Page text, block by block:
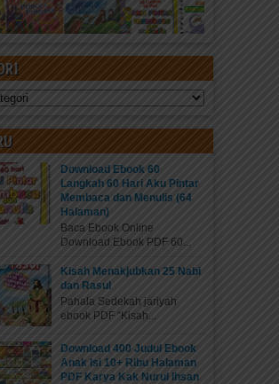
Download Ebook 60
Langkah 60 Hari Aku Pintar
Membaca dan Menulis (64
Halaman)
Baca Ebook Online
Download Ebook PDF 60...
Kisah Menakjubkan 25 Nabi
dan Rasul
Pahala Sedekah jariyah
ebook PDF “Kisah...
Download 400 Judul Ebook
Anak Isi 10+ Ribu Halaman
PDF Karya Kak Nurul Ihsan